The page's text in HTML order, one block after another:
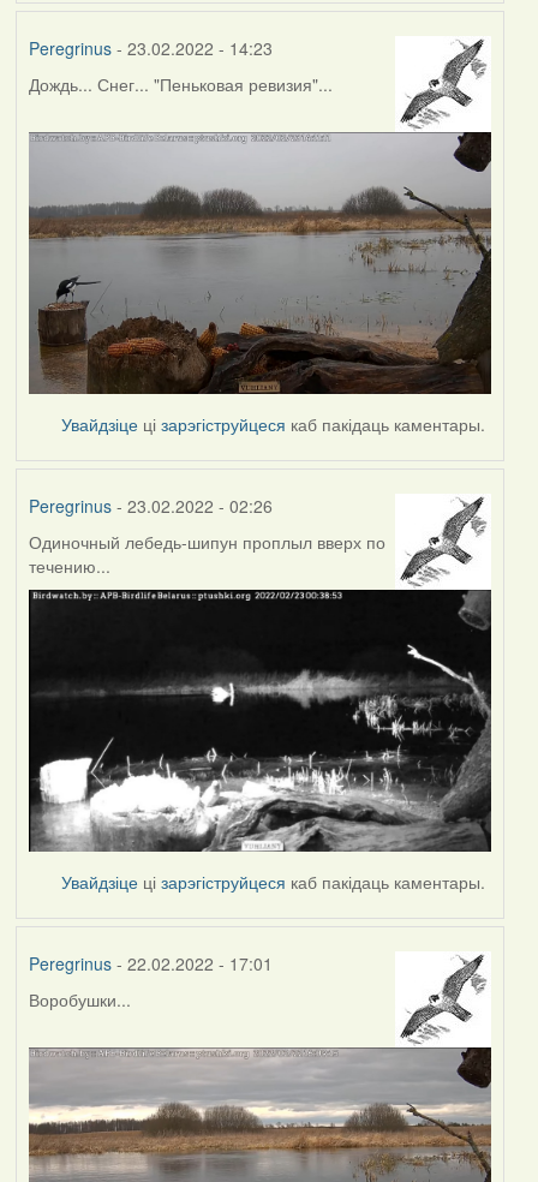
Peregrinus- 23.02.2022 - 14:23
Дождь... Снег... "Пеньковая ревизия"...
Увайдзіце цізарэгіструйцеся каб пакідаць каментары.
Peregrinus- 23.02.2022 - 02:26
Одиночный лебедь-шипун проплыл вверх по
течению...
Увайдзіце цізарэгіструйцеся каб пакідаць каментары.
Peregrinus- 22.02.2022 - 17:01
Воробушки...